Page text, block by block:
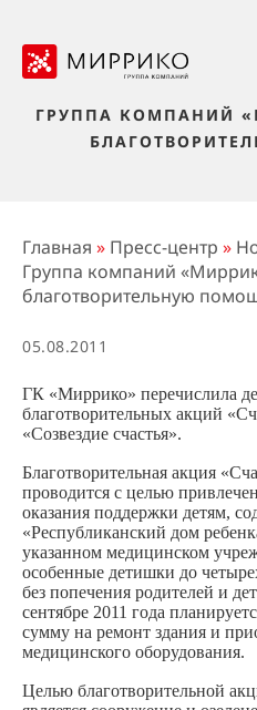
ГРУППА КОМПАНИЙ
Главная » Пресс-центр »
Группа компаний
благотворительную
05.08.2011
ГК «Миррико» перечислила
благотворительных акций
«Созвездие счастья».
Благотворительная акция
проводится с целью
оказания поддержки детям,
«Республиканский дом
указанном медицинском
особенные детишки до
без попечения родителей и
сентябре 2011 года
сумму на ремонт здания и
медицинского оборудования.
Целью благотворительной